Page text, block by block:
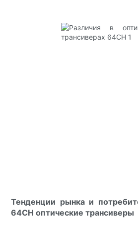
Тенденции рынка и
64CH оптические трансиверы